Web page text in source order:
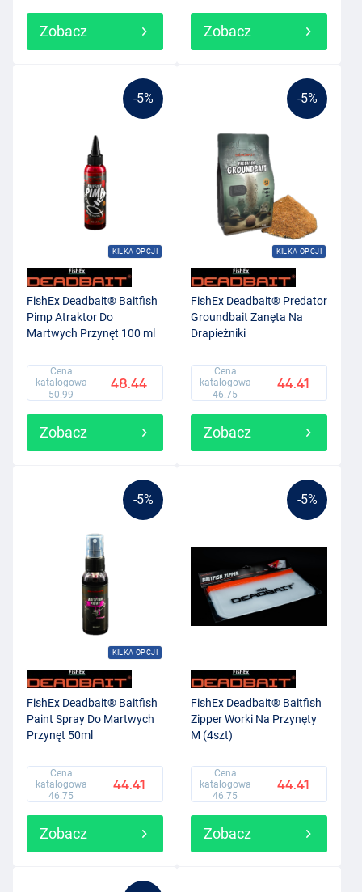
Zobacz Zobacz
-5%
KILKA OPCJI
FishEx Deadbait® Baitfish
Pimp Atraktor Do
Martwych Przynęt 100 ml
Cena
katalogowa
50.99
48.44
Zobacz
-5%
KILKA OPCJI
FishEx Deadbait® Predator
Groundbait Zanęta Na
Drapieżniki
Cena
katalogowa
46.75
44.41
Zobacz
-5%
KILKA OPCJI
FishEx Deadbait® Baitfish
Paint Spray Do Martwych
Przynęt 50ml
Cena
katalogowa
46.75
44.41
Zobacz
-5%
FishEx Deadbait® Baitfish
Zipper Worki Na Przynęty
M (4szt)
Cena
katalogowa
46.75
44.41
Zobacz